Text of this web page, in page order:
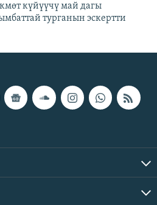
күйүүчү май дагы
турганын эскертти